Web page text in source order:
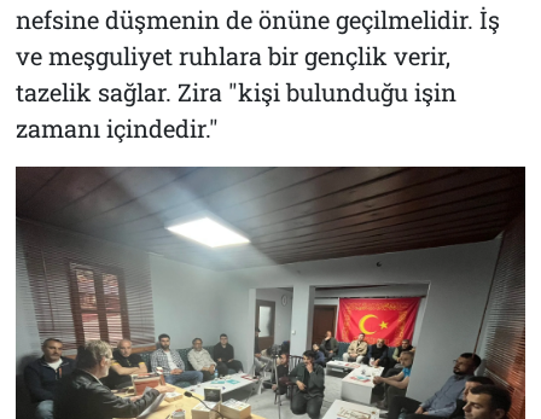
nefsine düşmenin de önüne geçilmelidir. İş
ve meşguliyet ruhlara bir gençlik verir,
tazelik sağlar. Zira "kişi bulunduğu işin
zamanı içindedir."